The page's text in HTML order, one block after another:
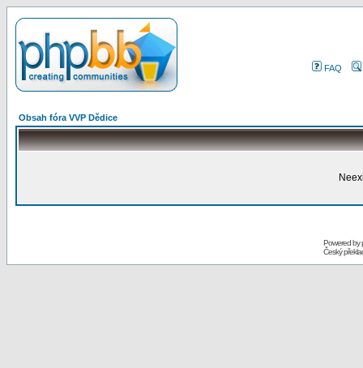
FAQ
Obsah fóra VVP Dědice
Powered by
Český